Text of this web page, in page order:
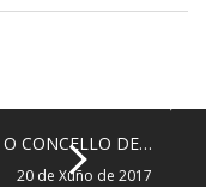
O CONCELLO DE…
20 de Xuño de 2017